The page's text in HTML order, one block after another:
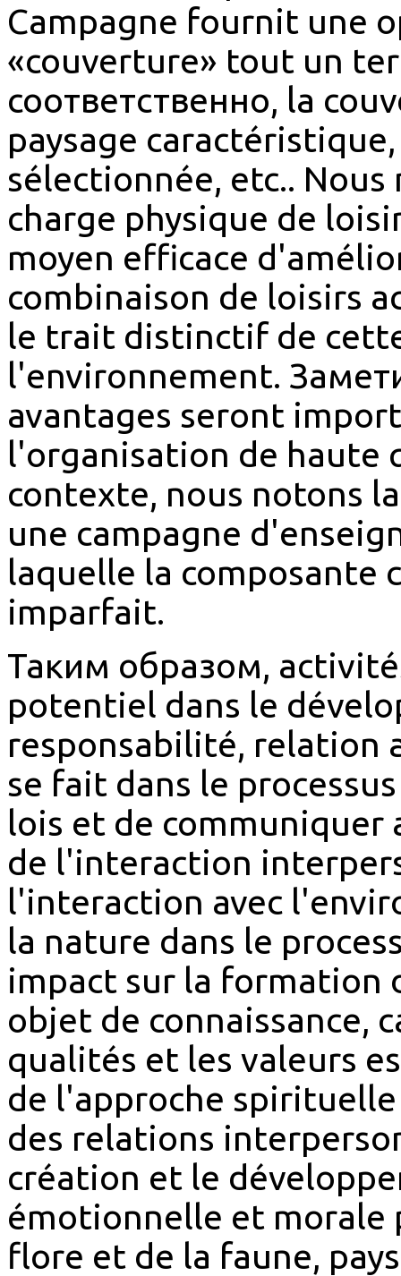
Campagne fournit une
«couverture» tout un
соответственно, la
paysage
sélectionnée, etc..
charge physique de
moyen efficace
combinaison de loisirs
le trait distinctif de
l'environnement.
avantages seront
l'organisation de haute
contexte, nous notons
une campagne
laquelle la composante
imparfait.
Таким образом,
potentiel dans le
responsabilité, relation
se fait dans le
lois et de
de l'interaction
l'interaction avec
la nature dans le
impact sur la formation
objet de connaissance,
qualités et les valeurs
de l'approche
des relations
création et le
émotionnelle et morale
flore et de la faune,